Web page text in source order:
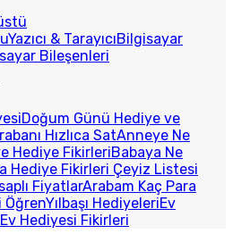
Yazıcı & TarayıcıBilgisayar
Bileşenleri
Doğum Günü Hediye ve
Hızlıca SatAnneye Ne
Hediye FikirleriBabaya Ne
Hediye Fikirleri Çeyiz Listesi
FiyatlarArabam Kaç Para
ÖğrenYılbaşı HediyeleriEv
Hediyesi Fikirleri